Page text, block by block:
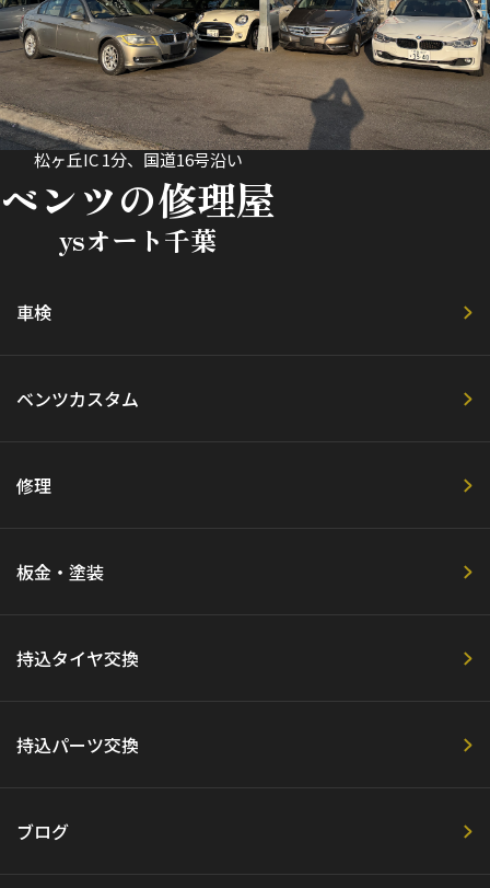
松ヶ丘IC 1分、国道16号沿い
ベンツの修理屋
ysオート千葉
車検
ベンツカスタム
修理
板金・塗装
持込タイヤ交換
持込パーツ交換
ブログ